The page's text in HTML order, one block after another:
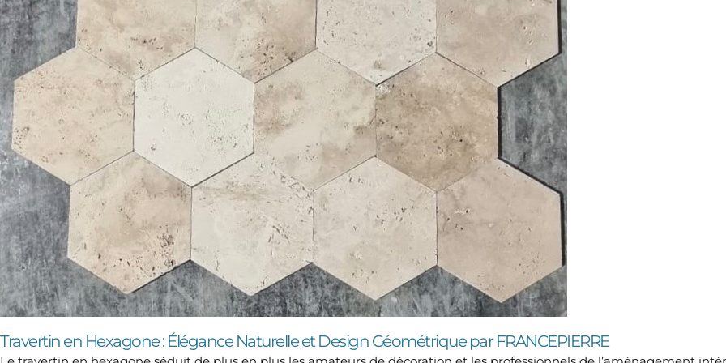
Travertin en Hexagone : Élégance Naturelle et Design Géométrique par FRANCEPIERRE